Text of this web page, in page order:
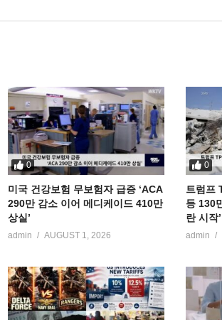
0
미국 건강보험 무보험자 급증 ‘ACA
290만 감소 이어 메디케이드 410만
상실’
admin AUGUST 1, 2026
0
트럼프
등 130
란 시작’
admin